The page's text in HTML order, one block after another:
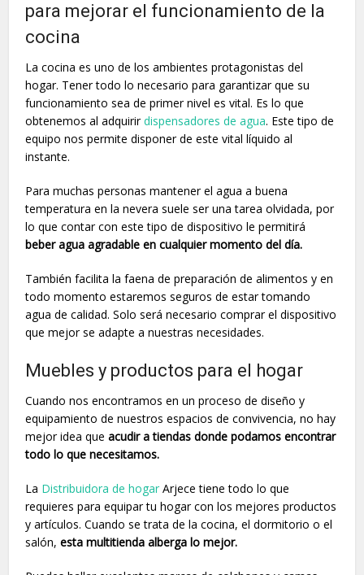
para mejorar el funcionamiento de la
cocina
La cocina es uno de los ambientes protagonistas del
hogar. Tener todo lo necesario para garantizar que su
funcionamiento sea de primer nivel es vital. Es lo que
obtenemos al adquirirdispensadores de agua. Este tipo de
equipo nos permite disponer de este vital líquido al
instante.
Para muchas personas mantener el agua a buena
temperatura en la nevera suele ser una tarea olvidada, por
lo que contar con este tipo de dispositivo le permitirá
beber agua agradable en cualquier momento del día.
También facilita la faena de preparación de alimentos y en
todo momento estaremos seguros de estar tomando
agua de calidad. Solo será necesario comprar el dispositivo
que mejor se adapte a nuestras necesidades.
Muebles y productos para el hogar
Cuando nos encontramos en un proceso de diseño y
equipamiento de nuestros espacios de convivencia, no hay
mejor idea queacudir a tiendas donde podamos encontrar
todo lo que necesitamos.
La Distribuidora de hogar Arjece tiene todo lo que
requieres para equipar tu hogar con los mejores productos
y artículos. Cuando se trata de la cocina, el dormitorio o el
salón,esta multitienda alberga lo mejor.